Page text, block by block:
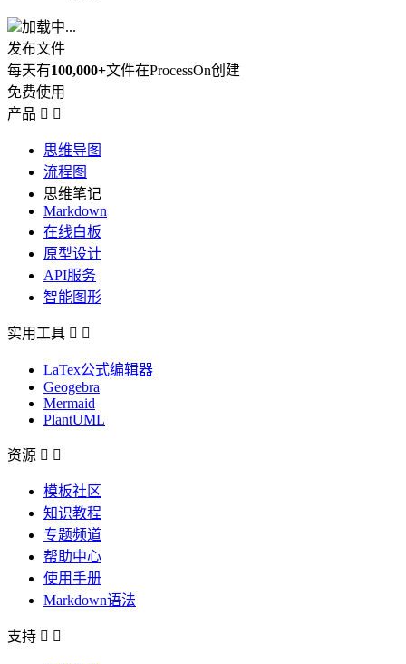
加载中...
发布文件
每天有100,000+文件在ProcessOn创建
免费使用
产品  
思维导图
流程图
思维笔记
Markdown
在线白板
原型设计
API服务
智能图形
实用工具  
LaTex公式编辑器
Geogebra
Mermaid
PlantUML
资源  
模板社区
知识教程
专题频道
帮助中心
使用手册
Markdown语法
支持  